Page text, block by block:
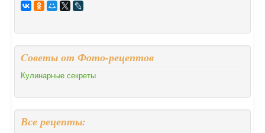
Cоветы от Фото-рецептов
Кулинарные секреты
Все рецепты: